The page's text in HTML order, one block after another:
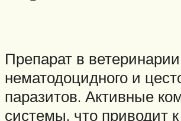
Препарат в
нематодоцидного и
паразитов. Активные
системы, что приводит